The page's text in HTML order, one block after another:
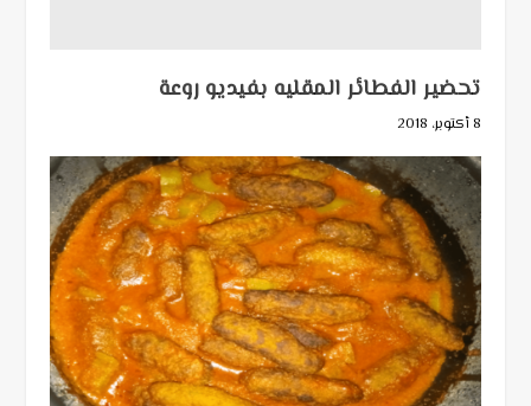
تحضير الفطائر المقليه بفيديو روعة
8 أكتوبر، 2018